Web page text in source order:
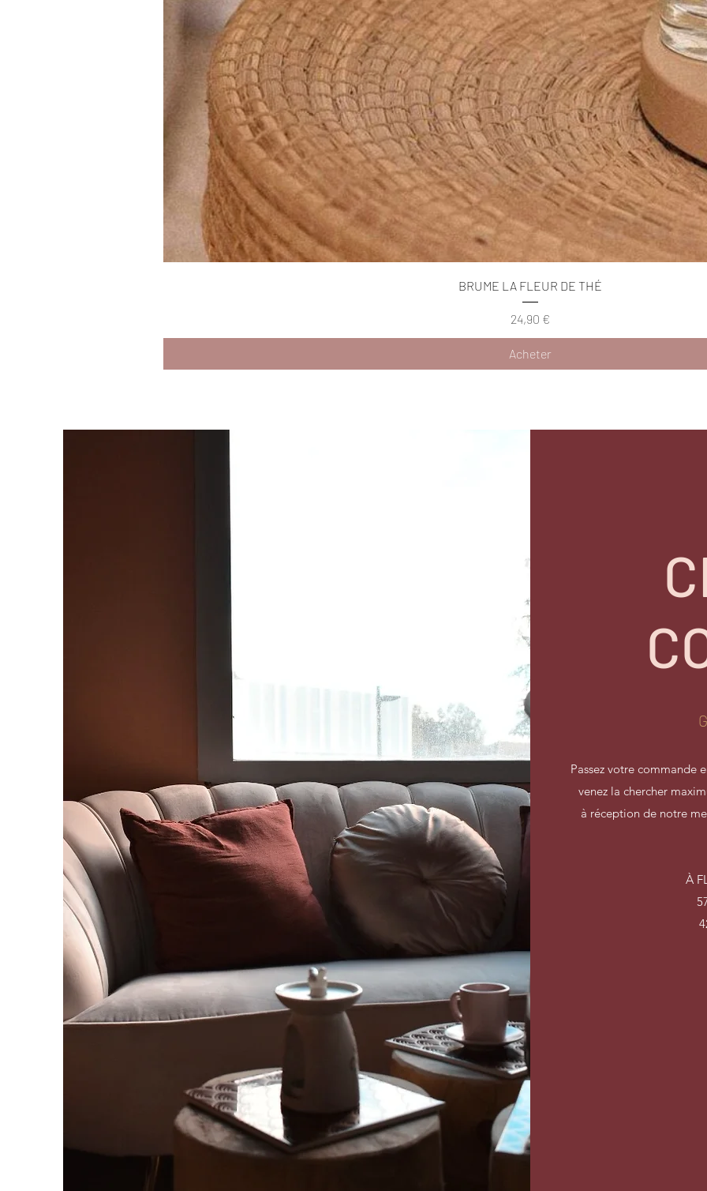
Aperçu rapide
BRUME LA FLEUR DE THÉ
Prix
24,90 €
Acheter
Passez votre commande
venez la chercher
à réception de notre
À